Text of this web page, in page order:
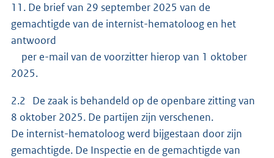
11. De brief van 29 september 2025 van de
gemachtigde van de internist-hematoloog en het
antwoord
per e-mail van de voorzitter hierop van 1 oktober
2025.
2.2 De zaak is behandeld op de openbare zitting van
8 oktober 2025. De partijen zijn verschenen.
De internist-hematoloog werd bijgestaan door zijn
gemachtigde. De Inspectie en de gemachtigde van